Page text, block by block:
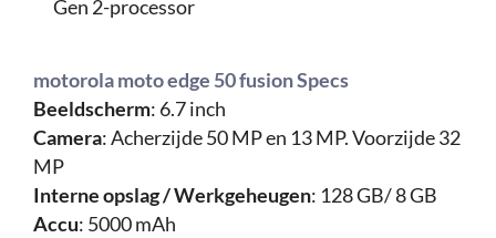
Gen 2-processor
motorola moto edge 50 fusion Specs
Beeldscherm: 6.7 inch
Camera: Acherzijde 50 MP en 13 MP. Voorzijde 32
MP
Interne opslag / Werkgeheugen: 128 GB/ 8 GB
Accu: 5000 mAh